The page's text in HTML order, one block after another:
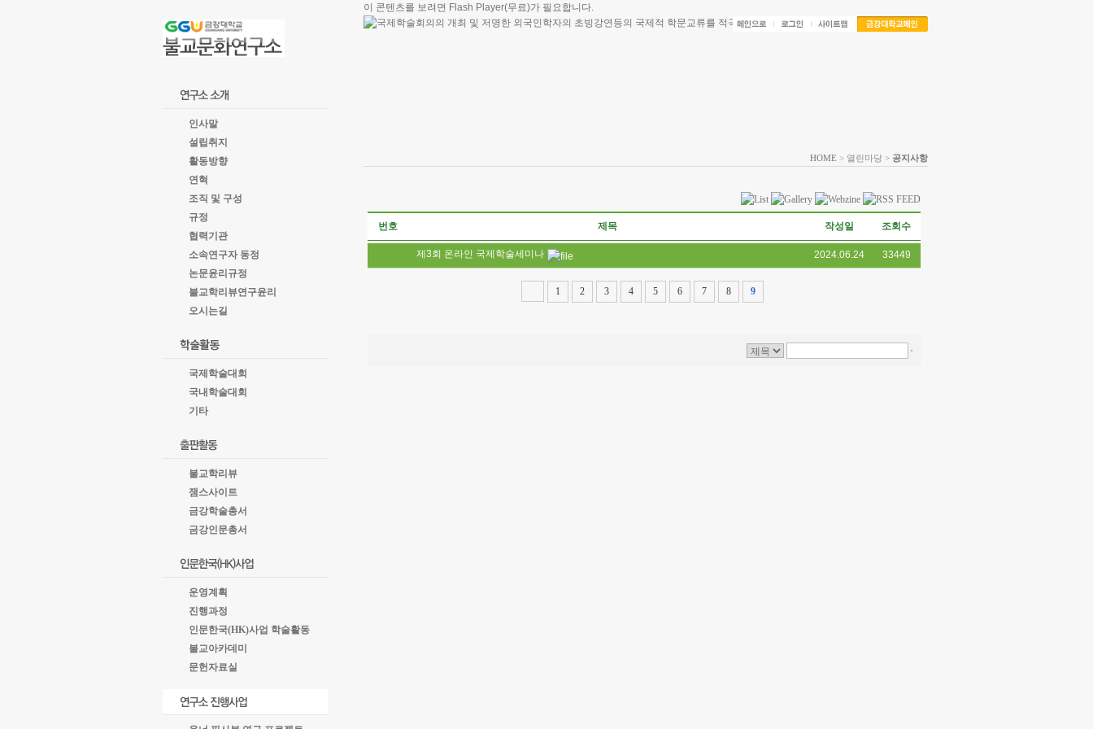
인사말
설립취지
활동방향
연혁
조직 및 구성
규정
협력기관
소속연구자 동정
논문윤리규정
불교학리뷰연구윤리
오시는길
국제학술대회
국내학술대회
기타
불교학리뷰
잼스사이트
금강학술총서
금강인문총서
운영계획
진행과정
인문한국(HK)사업 학술활동
불교아카데미
문헌자료실
이 콘텐츠를 보려면 Flash Player(무료)가 필요합니다.
HOME > 열린마당 > 공지사항
번호 제목 작성일 조회수
제3회 온라인 국제학술세미나 2024.06.24 33449
1 2 3 4 5 6 7 8 9